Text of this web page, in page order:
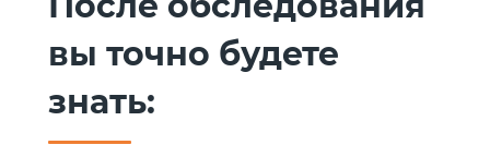
вы точно будете
знать: